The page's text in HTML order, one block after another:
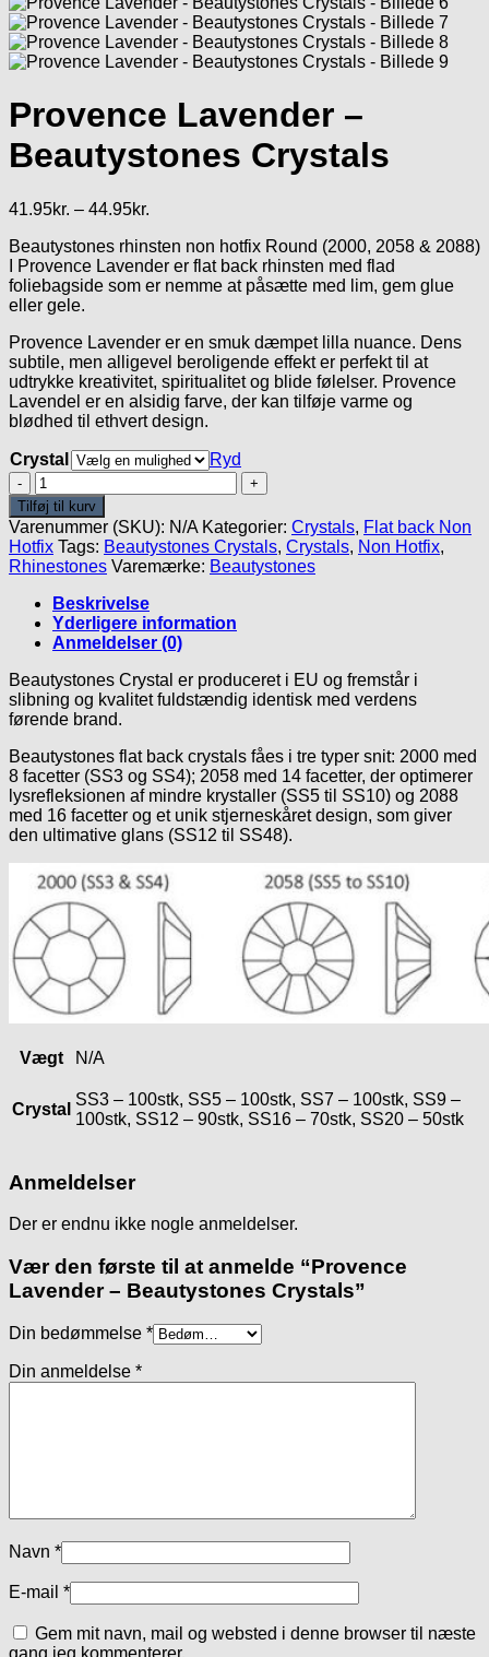
Provence Lavender –
Beautystones Crystals
41.95kr. – 44.95kr.
til
44.95kr.
Beautystones rhinsten non hotfix Round (2000, 2058 & 2088)
I Provence Lavender er flat back rhinsten med flad
foliebagside som er nemme at påsætte med lim, gem glue
eller gele.
Provence Lavender er en smuk dæmpet lilla nuance. Dens
subtile, men alligevel beroligende effekt er perfekt til at
udtrykke kreativitet, spiritualitet og blide følelser. Provence
Lavendel er en alsidig farve, der kan tilføje varme og
blødhed til ethvert design.
Crystal
Ryd
Provence
Lavender
-
Beautystones
Crystals
antal
Tilføj til kurv
Varenummer (SKU): N/A Kategorier: Crystals, Flat back Non
Hotfix Tags: Beautystones Crystals, Crystals, Non Hotfix,
Rhinestones Varemærke: Beautystones
Beskrivelse
Yderligere information
Anmeldelser (0)
Beautystones Crystal er produceret i EU og fremstår i
slibning og kvalitet fuldstændig identisk med verdens
førende brand.
Beautystones flat back crystals fåes i tre typer snit: 2000 med
8 facetter (SS3 og SS4); 2058 med 14 facetter, der optimerer
lysrefleksionen af mindre krystaller (SS5 til SS10) og 2088
med 16 facetter og et unik stjerneskåret design, som giver
den ultimative glans (SS12 til SS48).
Vægt N/A
Crystal
SS3 – 100stk, SS5 – 100stk, SS7 – 100stk, SS9 –
100stk, SS12 – 90stk, SS16 – 70stk, SS20 – 50stk
Anmeldelser
Der er endnu ikke nogle anmeldelser.
Vær den første til at anmelde “Provence
Lavender – Beautystones Crystals”
Din bedømmelse *
Din anmeldelse *
Navn *
E-mail *
Gem mit navn, mail og websted i denne browser til næste
gang jeg kommenterer.